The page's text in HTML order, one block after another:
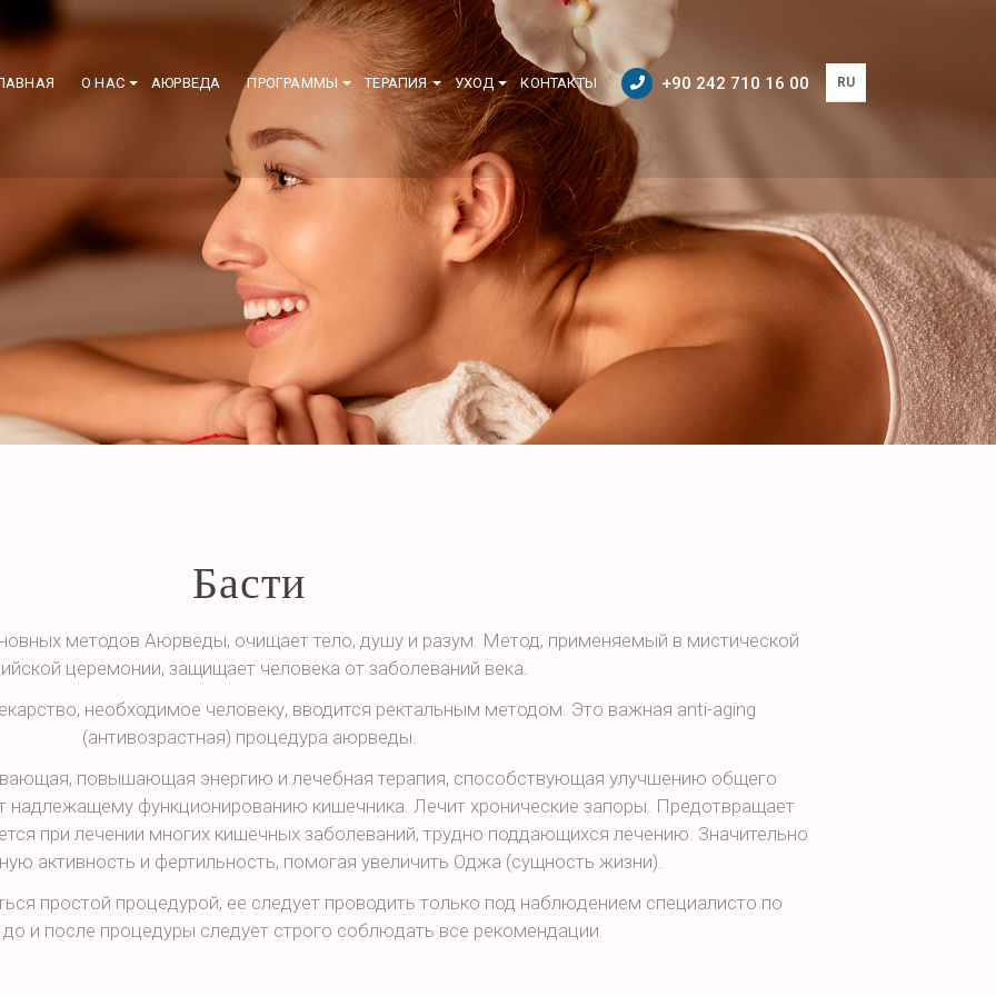
O НАС АЮРВЕДА ПРОГРАММЫ ТЕРАПИЯ УХОД КОНТАКТЫ +90 242 710 16 00 RU
Басти
методов Аюрведы, очищает тело, душу и разум. Метод, применяемый в мистической
церемонии, защищает человека от заболеваний века.
необходимое человеку, вводится ректальным методом. Это важная anti-aging
(антивозрастная) процедура аюрведы.
повышающая энергию и лечебная терапия, способствующая улучшению общего
надлежащему функционированию кишечника. Лечит хронические запоры. Предотвращает
при лечении многих кишечных заболеваний, трудно поддающихся лечению. Значительно
активность и фертильность, помогая увеличить Оджа (сущность жизни).
простой процедурой, ее следует проводить только под наблюдением специалисто по
и после процедуры следует строго соблюдать все рекомендации.